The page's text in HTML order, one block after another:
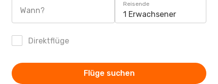
Wann?
Reisende
1 Erwachsener
Direktflüge
Flüge suchen